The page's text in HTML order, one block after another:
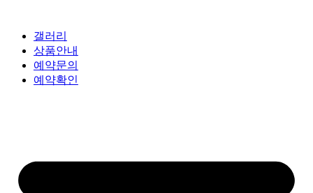
갤러리
상품안내
예약문의
예약확인